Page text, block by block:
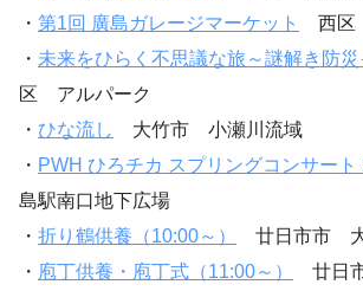
・ 第1回 廣島ガレージマーケット
西区
・ 未来をひらく不思議な旅～謎解き防災
区 アルパーク
・ ひな流し
大竹市 小瀬川流域
・ PWH ひろチカ スプリングコンサート
島駅南口地下広場
・ 折り鶴供養（10:00～）
廿日市市
・ 庖丁供養・庖丁式（11:00～） 廿日